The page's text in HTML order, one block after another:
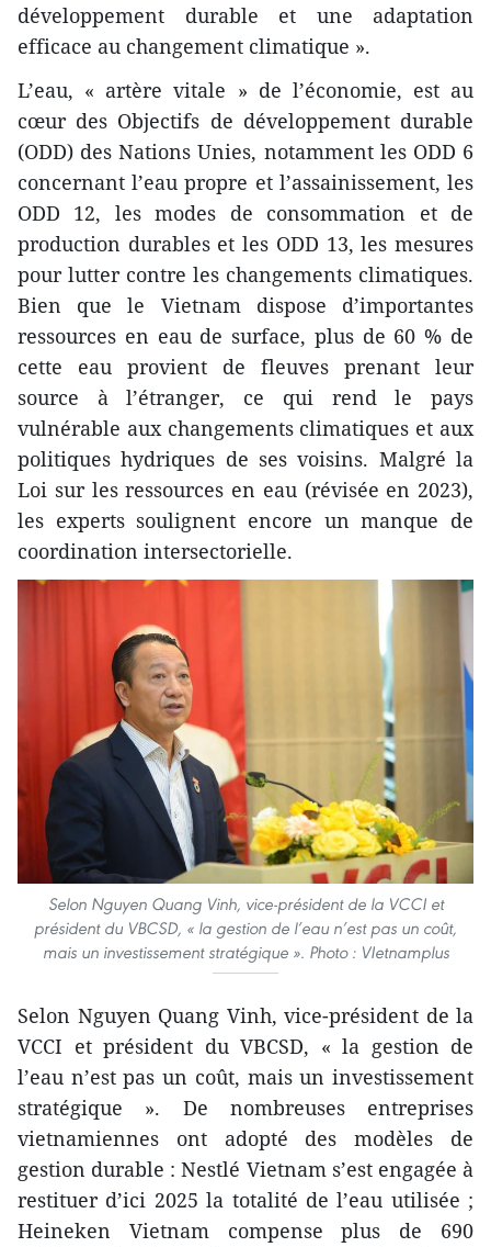
développement durable et une adaptation
efficace au changement climatique ».
L’eau, « artère vitale » de l’économie, est au
cœur des Objectifs de développement durable
(ODD) des Nations Unies, notamment les ODD 6
concernant l’eau propre et l’assainissement, les
ODD 12, les modes de consommation et de
production durables et les ODD 13, les mesures
pour lutter contre les changements climatiques.
Bien que le Vietnam dispose d’importantes
ressources en eau de surface, plus de 60 % de
cette eau provient de fleuves prenant leur
source à l’étranger, ce qui rend le pays
vulnérable aux changements climatiques et aux
politiques hydriques de ses voisins. Malgré la
Loi sur les ressources en eau (révisée en 2023),
les experts soulignent encore un manque de
coordination intersectorielle.
Selon Nguyen Quang Vinh, vice-président de la VCCI et
président du VBCSD, « la gestion de l’eau n’est pas un coût,
mais un investissement stratégique ». Photo : VIetnamplus
Selon Nguyen Quang Vinh, vice-président de la
VCCI et président du VBCSD, « la gestion de
l’eau n’est pas un coût, mais un investissement
stratégique ». De nombreuses entreprises
vietnamiennes ont adopté des modèles de
gestion durable : Nestlé Vietnam s’est engagée à
restituer d’ici 2025 la totalité de l’eau utilisée ;
Heineken Vietnam compense plus de 690